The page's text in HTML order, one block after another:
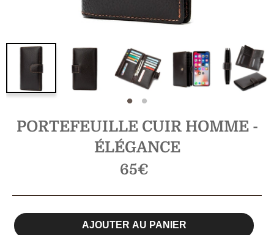
PORTEFEUILLE CUIR HOMME -
ÉLÉGANCE
Prix
régulier
65€
AJOUTER AU PANIER